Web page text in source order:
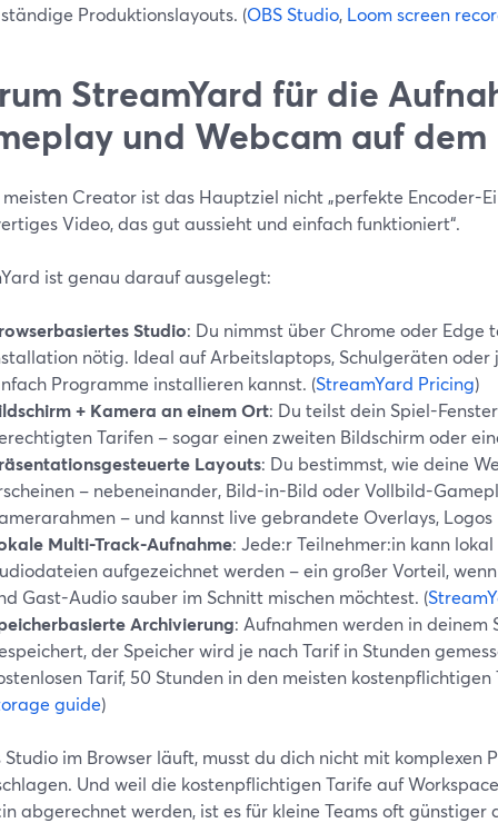
Produktionslayouts. (OBS Studio, Loom screen
StreamYard für die
und Webcam auf dem
Creator ist das Hauptziel nicht „perfekte Encoder-
Video, das gut aussieht und einfach funktioniert“.
ist genau darauf ausgelegt:
Studio: Du nimmst über Chrome oder Edge
nötig. Ideal auf Arbeitslaptops, Schulgeräten oder
Programme installieren kannst. (StreamYard Pricing)
+ Kamera an einem Ort: Du teilst dein Spiel-
Tarifen – sogar einen zweiten Bildschirm oder
Layouts: Du bestimmst, wie deine
– nebeneinander, Bild-in-Bild oder Vollbild-
– und kannst live gebrandete Overlays,
Multi-Track-Aufnahme: Jede:r Teilnehmer:in kann
aufgezeichnet werden – ein großer Vorteil,
Gast-Audio sauber im Schnitt mischen möchtest. (
Archivierung: Aufnahmen werden in deinem
der Speicher wird je nach Tarif in Stunden
Tarif, 50 Stunden in den meisten kostenpflichtigen
guide)
Studio im Browser läuft, musst du dich nicht mit komplexen
Und weil die kostenpflichtigen Tarife auf
abgerechnet werden, ist es für kleine Teams oft günstiger